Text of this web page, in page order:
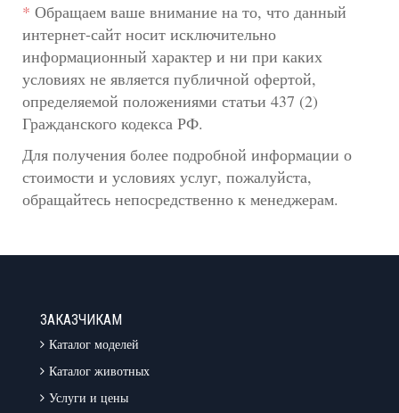
* Обращаем ваше внимание на то, что данный
интернет-сайт носит исключительно
информационный характер и ни при каких
условиях не является публичной офертой,
определяемой положениями статьи 437 (2)
Гражданского кодекса РФ.
Для получения более подробной информации о
стоимости и условиях услуг, пожалуйста,
обращайтесь непосредственно к менеджерам.
ЗАКАЗЧИКАМ
Каталог моделей
Каталог животных
Услуги и цены